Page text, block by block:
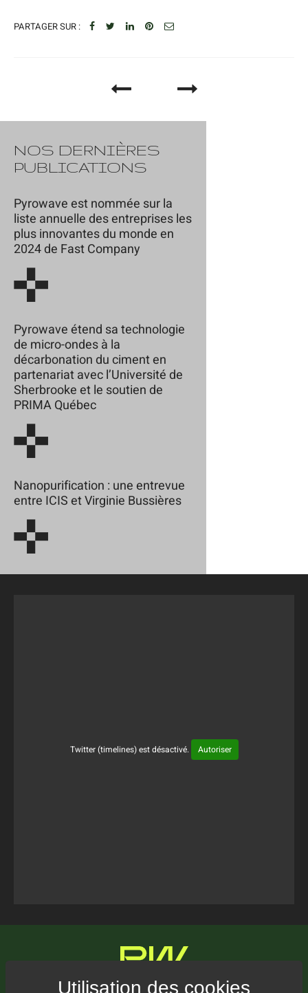
PARTAGER SUR :
NOS DERNIÈRES
PUBLICATIONS
Pyrowave est nommée sur la
liste annuelle des entreprises les
plus innovantes du monde en
2024 de Fast Company
Pyrowave étend sa technologie
de micro-ondes à la
décarbonation du ciment en
partenariat avec l’Université de
Sherbrooke et le soutien de
PRIMA Québec
Nanopurification : une entrevue
entre ICIS et Virginie Bussières
Twitter (timelines) est désactivé. Autoriser